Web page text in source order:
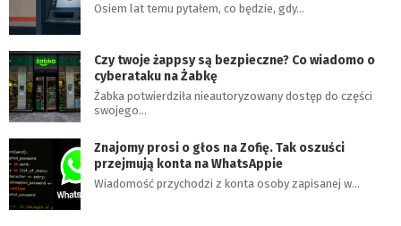
Osiem lat temu pytałem, co będzie, gdy…
Czy twoje żappsy są bezpieczne? Co wiadomo o
cyberataku na Żabkę
Żabka potwierdziła nieautoryzowany dostęp do części
swojego…
Znajomy prosi o głos na Zofię. Tak oszuści
przejmują konta na WhatsAppie
Wiadomość przychodzi z konta osoby zapisanej w…